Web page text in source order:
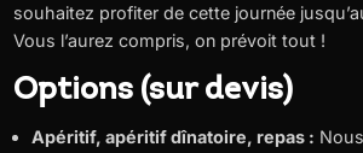
souhaitez profiter de cette journée
Vous l’aurez compris, on prévoit tout !
Options (sur devis)
Apéritif, apéritif dînatoire, repas :